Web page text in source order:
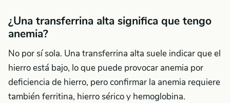
¿Una transferrina alta significa que tengo
anemia?
No por sí sola. Una transferrina alta suele indicar que el
hierro está bajo, lo que puede provocar anemia por
deficiencia de hierro, pero confirmar la anemia requiere
también ferritina, hierro sérico y hemoglobina.